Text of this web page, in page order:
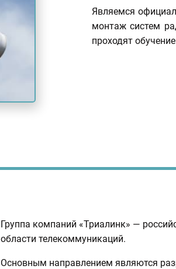
Являемся
монтаж систем
проходят
Группа компаний «Триалинк» —
области телекоммуникаций.
Основным направлением являются